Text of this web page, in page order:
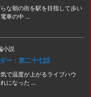
な朝の街を駅を目指して歩い
車の中 ...
小説
ー：第二十七話
で温度が上がるライブハウ
になった ...